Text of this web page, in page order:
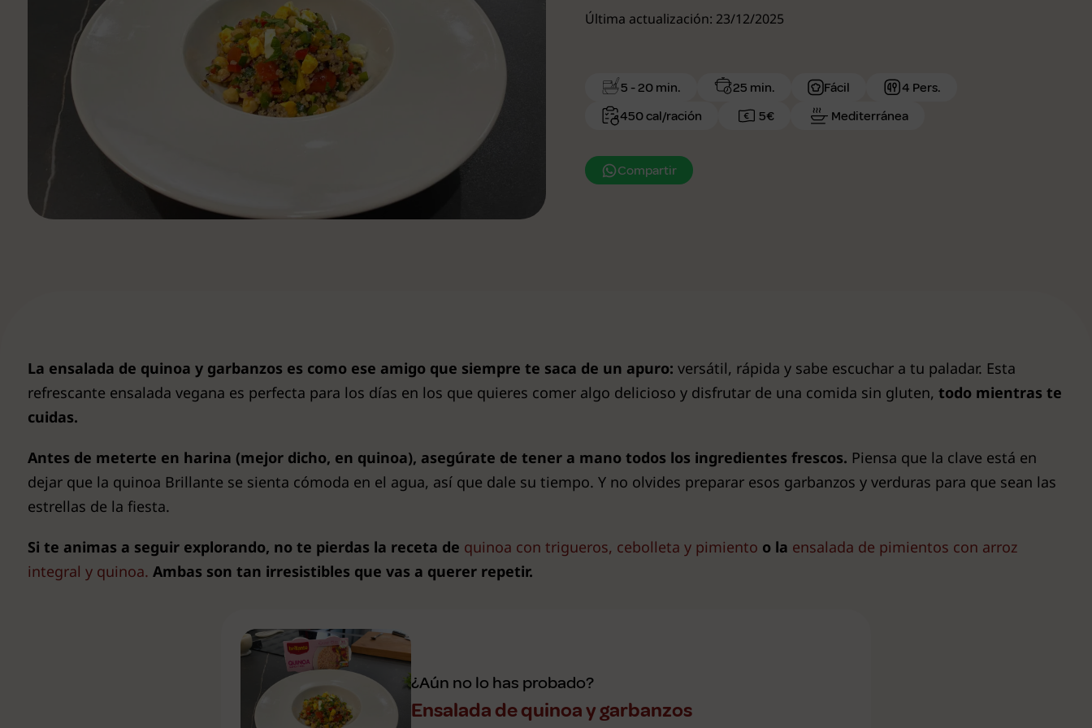
Última actualización: 23/12/2025
5 - 20 min. 25 min. Fácil
4 Pers.
450 cal/ración
5€ Mediterránea
Compartir
La ensalada de quinoa y garbanzos es como ese amigo que siempre te saca de un apuro: versátil, rápida y sabe escuchar a tu paladar. Esta
refrescante ensalada vegana es perfecta para los días en los que quieres comer algo delicioso y disfrutar de una comida sin gluten, todo mientras te
cuidas.
Antes de meterte en harina (mejor dicho, en quinoa), asegúrate de tener a mano todos los ingredientes frescos. Piensa que la clave está en
dejar que la quinoa Brillante se sienta cómoda en el agua, así que dale su tiempo. Y no olvides preparar esos garbanzos y verduras para que sean las
estrellas de la fiesta.
Si te animas a seguir explorando, no te pierdas la receta de quinoa con trigueros, cebolleta y pimiento o la ensalada de pimientos con arroz
integral y quinoa. Ambas son tan irresistibles que vas a querer repetir.
¿Aún no lo has probado?
Ensalada de quinoa y garbanzos